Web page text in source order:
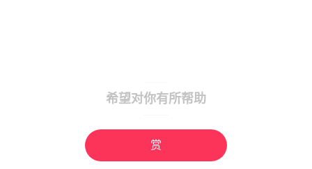
希望对你有所帮助
赏